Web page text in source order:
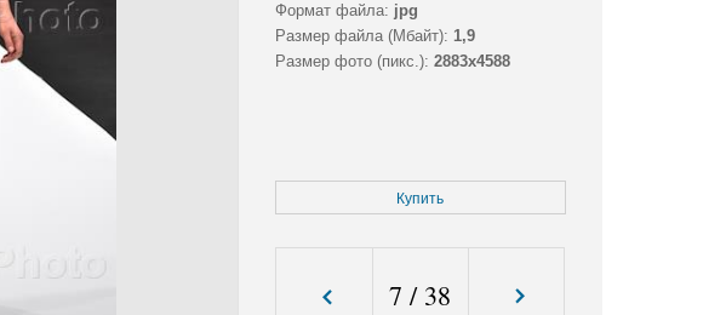
Формат файла: jpg
Размер файла (Мбайт): 1,9
Размер фото (пикс.): 2883x4588
Купить
7 / 38